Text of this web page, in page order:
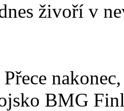
živoří v
BMG